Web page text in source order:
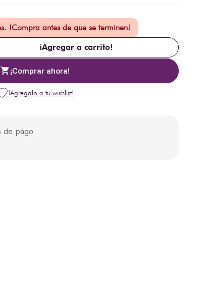
¡Compra antes de que se terminen!
¡Agregar a carrito!
¡Comprar ahora!
de pago